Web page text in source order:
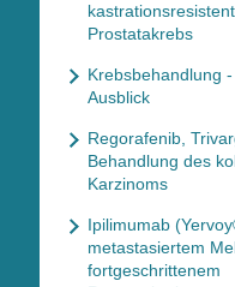
Prostatakrebs
Krebsbehandlung
Ausblick
Regorafenib,
Behandlung des
Karzinoms
Ipilimumab
metastasiertem
fortgeschrittenem